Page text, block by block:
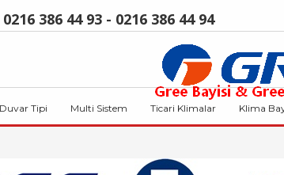
0216 386 44 93 - 0216 386 44 94
Duvar Tipi Multi Sistem Ticari Klimalar Klima